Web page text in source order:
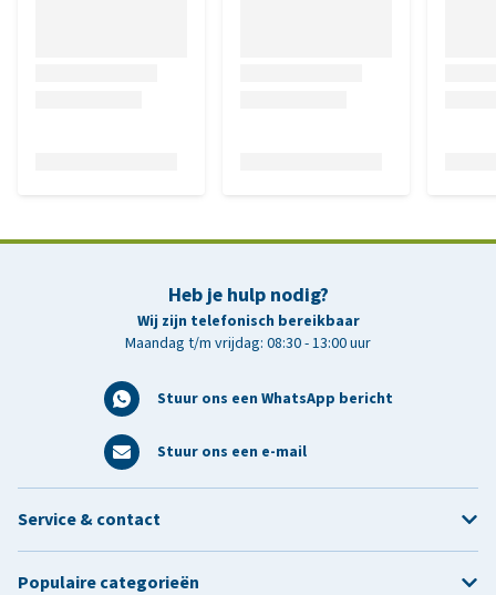
Heb je hulp nodig?
Wij zijn telefonisch bereikbaar
Maandag t/m vrijdag: 08:30 - 13:00 uur
Stuur ons een WhatsApp bericht
Stuur ons een e-mail
Service & contact
Populaire categorieën